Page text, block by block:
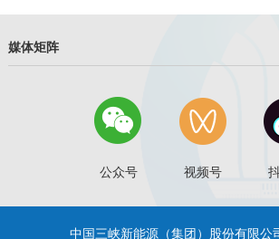
媒体矩阵
公众号 视频号
中国三峡新能源（集团）股份有限公